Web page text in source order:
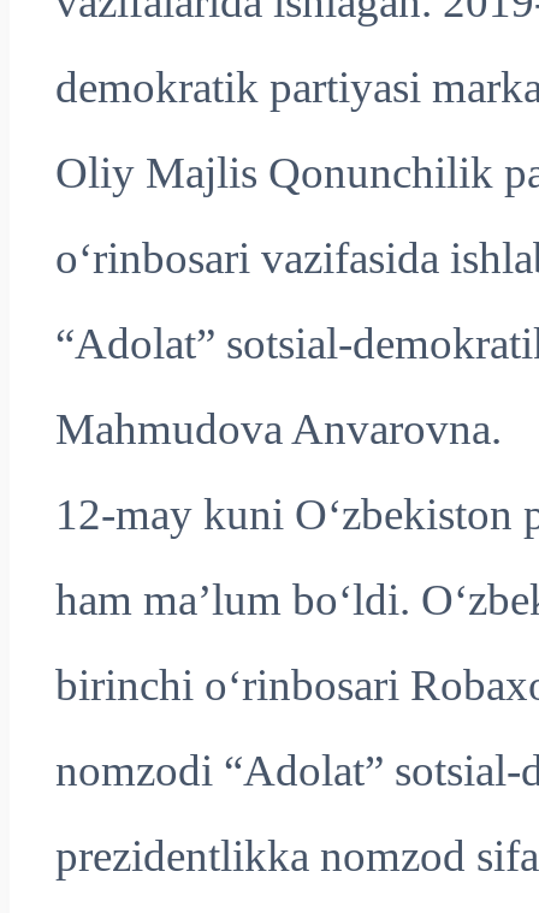
demokratik partiyasi
Oliy Majlis Qonunchilik
o‘rinbosari vazifasida
“Adolat” sotsial-
Mahmudova Anvarovna.
12-may kuni
ham ma’lum bo‘ldi.
birinchi o‘rinbosari
nomzodi “Adolat”
prezidentlikka nomzod